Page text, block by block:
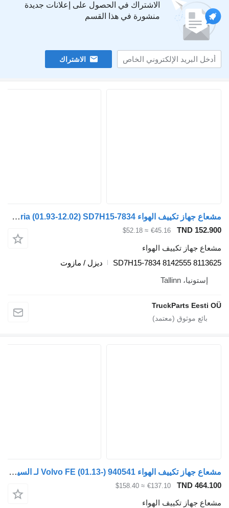
الاشتراك في الحصول على إعلانات جديدة
منشورة في هذا القسم
الاشتراك
مشعاع جهاز تكييف الهواء Volvo FH12 1-seeria (01.93-12.02) SD7H15-7834 لـ السيارات القاطرة Volvo FH12, FH16, NH12, FH, VNL780 (1993-2014)
TND
€45.16
≈ $52.18
تكييف الهواء
SD7H15-7834 8142555
ديزل / مازوت
TruckParts
مشعاع جهاز تكييف الهواء Volvo FE (01.13-) 940541 لـ السيارات القاطرة Volvo FL, FE (2013-)
TND
€137.10
≈ $158.40
تكييف الهواء